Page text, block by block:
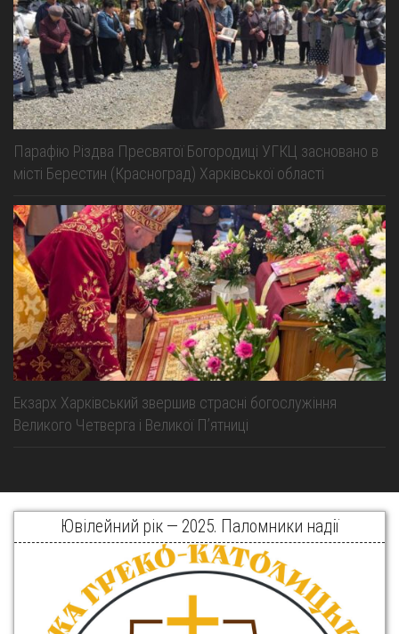
Парафію Різдва Пресвятої Богородиці УГКЦ засновано в
місті Берестин (Красноград) Харківської області
Екзарх Харківський звершив страсні богослужіння
Великого Четверга і Великої Пʼятниці
Ювілейний рік — 2025. Паломники надії